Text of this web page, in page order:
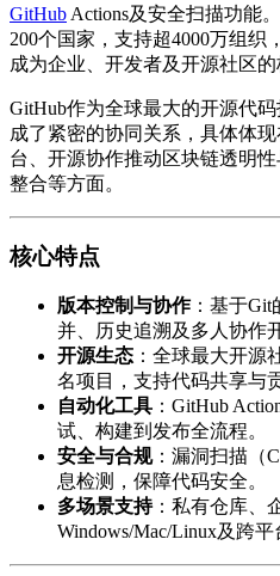
GitHub Actions及安全扫描功能
200个国家，支持超4000万组织
成为企业、开发者及开源社区的
GitHub作为全球最大的开源代
成了紧密的协同关系，具体体
台、开源协作推动区块链透明
整合等方面。
核心特点
版本控制与协作：基于Git
并、历史追溯及多人协作
开源生态 ：全球最大开源
名项目，支持代码共享与
自动化工具 ：GitHub
试、构建到发布全流程。
安全与合规：漏洞扫描（
息检测，保障代码安全。
多场景支持：私有仓库、
Windows/Mac/Linux及跨平